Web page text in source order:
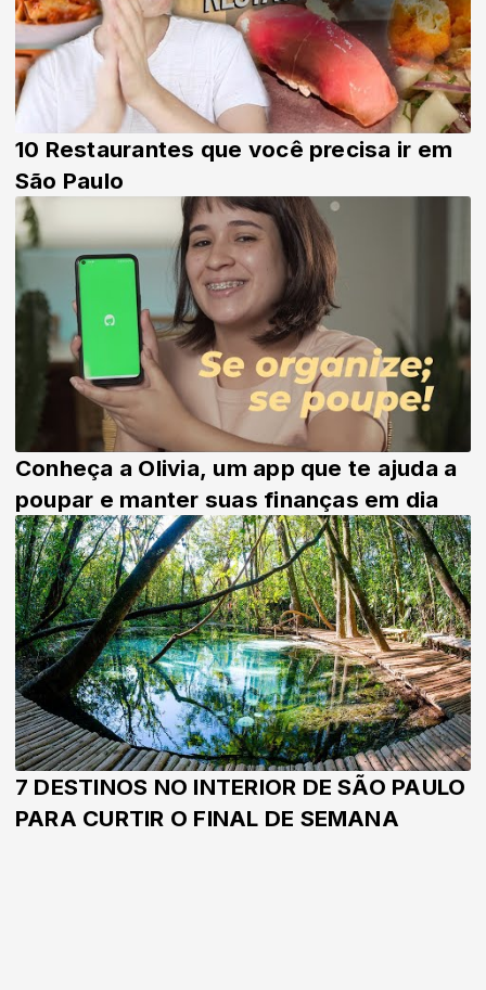
10 Restaurantes que você precisa ir em
São Paulo
Conheça a Olivia, um app que te ajuda a
poupar e manter suas finanças em dia
7 DESTINOS NO INTERIOR DE SÃO PAULO
PARA CURTIR O FINAL DE SEMANA